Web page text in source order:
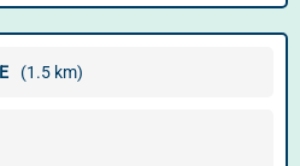
(1.5 km)